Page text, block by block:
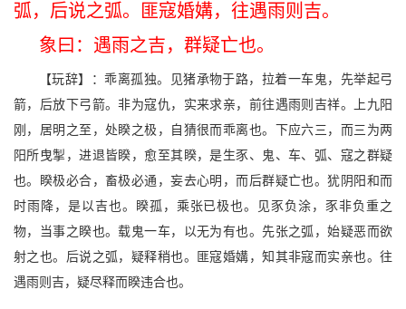
弧，后说之弧。匪寇婚媾，往遇雨则吉。
象曰：遇雨之吉，群疑亡也。
【玩辞】：乖离孤独。见猪承物于路，拉着一车鬼，先举起弓
箭，后放下弓箭。非为寇仇，实来求亲，前往遇雨则吉祥。上九阳
刚，居明之至，处睽之极，自猜很而乖离也。下应六三，而三为两
阳所曳掣，进退皆睽，愈至其睽，是生豕、鬼、车、弧、寇之群疑
也。睽极必合，畜极必通，妄去心明，而后群疑亡也。犹阴阳和而
时雨降，是以吉也。睽孤，乘张已极也。见豕负涂，豕非负重之
物，当事之睽也。载鬼一车，以无为有也。先张之弧，始疑恶而欲
射之也。后说之弧，疑释稍也。匪寇婚媾，知其非寇而实亲也。往
遇雨则吉，疑尽释而睽违合也。